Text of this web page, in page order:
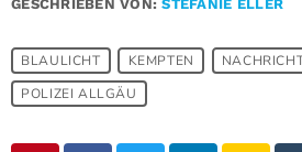
GESCHRIEBEN VON:STEFANIE ELLER
BLAULICHT KEMPTEN
POLIZEI ALLGÄU